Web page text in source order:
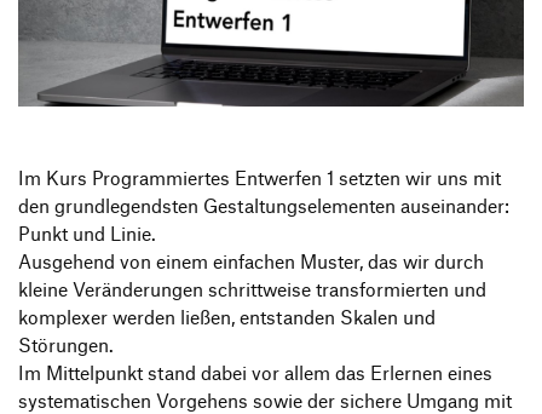
Transfer und Kooperation
Produktgestaltung B.A.
Strategische Gestaltung M.A.
Im Kurs Programmiertes Entwerfen 1 setzten wir uns mit
den grundlegendsten Gestaltungselementen auseinander:
Punkt und Linie.
Ausgehend von einem einfachen Muster, das wir durch
kleine Veränderungen schrittweise transformierten und
komplexer werden ließen, entstanden Skalen und
Störungen.
Im Mittelpunkt stand dabei vor allem das Erlernen eines
systematischen Vorgehens sowie der sichere Umgang mit